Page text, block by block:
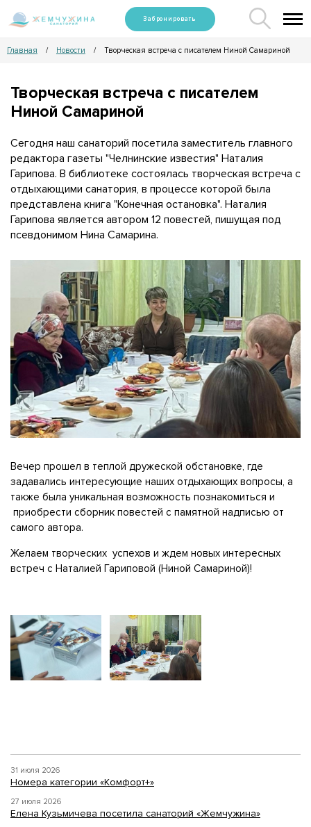
Забронировать
Главная / Новости / Творческая встреча с писателем Ниной Самариной
Творческая встреча с писателем
Ниной Самариной
Сегодня наш санаторий посетила заместитель главного
редактора газеты "Челнинские известия" Наталия
Гарипова. В библиотеке состоялась творческая встреча с
отдыхающими санатория, в процессе которой была
представлена книга "Конечная остановка". Наталия
Гарипова является автором 12 повестей, пишущая под
псевдонимом Нина Самарина.
Вечер прошел в теплой дружеской обстановке, где
задавались интересующие наших отдыхающих вопросы, а
также была уникальная возможность познакомиться и
приобрести сборник повестей с памятной надписью от
самого автора.
Желаем творческих успехов и ждем новых интересных
встреч с Наталией Гариповой (Ниной Самариной)!
31 июля 2026
Номера категории «Комфорт+»
27 июля 2026
Елена Кузьмичева посетила санаторий «Жемчужина»